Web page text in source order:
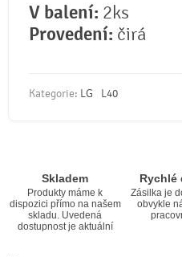
V balení: 2ks
Provedení: čirá
Kategorie: LG L40
Skladem
Produkty máme k
dispozici přímo na našem
skladu. Uvedená
dostupnost je aktuální
Rychlé
Zásilka je
obvykle